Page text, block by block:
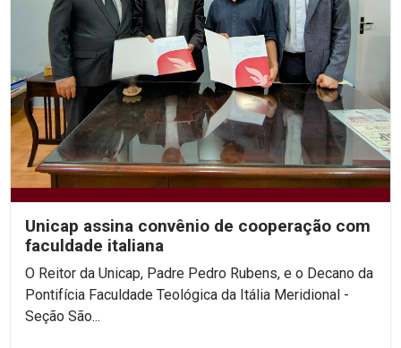
Unicap assina convênio de cooperação com
faculdade italiana
O Reitor da Unicap, Padre Pedro Rubens, e o Decano da
Pontifícia Faculdade Teológica da Itália Meridional -
Seção São...